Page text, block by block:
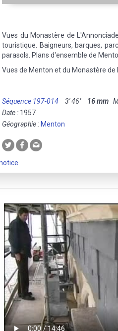
Vues du Monastère de
touristique. Baigneurs, barques,
parasols. Plans d'ensemble de
Vues de Menton et du Monastère de
Séquence 197-014 3' 46'' 16 mm
Date : 1957
Géographie : Menton